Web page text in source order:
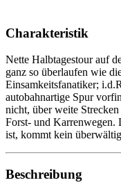
Charakteristik
Nette Halbtagestour auf
ganz so überlaufen wie
Einsamkeitsfanatiker;
autobahnartige Spur
nicht, über weite
Forst- und Karrenwegen.
ist, kommt kein
Beschreibung